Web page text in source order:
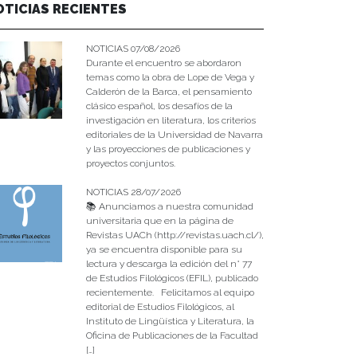
RECIENTES
NOTICIAS 07/08/2026
Durante el encuentro se abordaron
temas como la obra de Lope de Vega y
Calderón de la Barca, el pensamiento
clásico español, los desafíos de la
investigación en literatura, los criterios
editoriales de la Universidad de Navarra
y las proyecciones de publicaciones y
proyectos conjuntos.
NOTICIAS 28/07/2026
📚 Anunciamos a nuestra comunidad
universitaria que en la página de
Revistas UACh (http://revistas.uach.cl/),
ya se encuentra disponible para su
lectura y descarga la edición del n° 77
de Estudios Filológicos (EFIL), publicado
recientemente. Felicitamos al equipo
editorial de Estudios Filológicos, al
Instituto de Lingüística y Literatura, la
Oficina de Publicaciones de la Facultad
[…]